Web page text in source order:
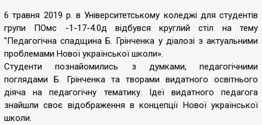
6 травня 2019 р. в Університетському коледжі для студентів
групи ПОмс -1-17-4.0д відбувся круглий стіл на тему
"Педагогічна спадщина Б. Грінченка у діалозі з актуальними
проблемами Нової української школи».
Студенти познайомились з думками, педагогічними
поглядами Б. Грінченка та творами видатного освітнього
діяча на педагогічну тематику. Ідеї видатного педагога
знайшли своє відображення в концепції Нової української
школи.